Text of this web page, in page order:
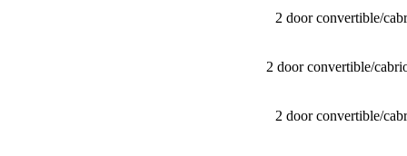
2 door convertible/​
2 door convertible/​
2 door convertible/​